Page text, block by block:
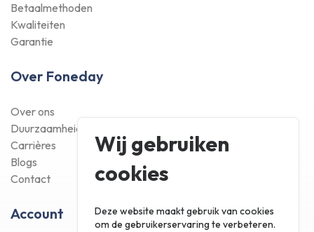
Betaalmethoden
Kwaliteiten
Garantie
Over Foneday
Over ons
Duurzaamheid
Carrières
Blogs
Contact
Account
Wij gebruiken
cookies
Deze website maakt gebruik van cookies
om de gebruikerservaring te verbeteren.